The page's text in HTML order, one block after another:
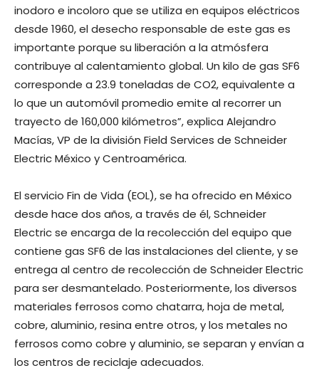
inodoro e incoloro que se utiliza en equipos eléctricos
desde 1960, el desecho responsable de este gas es
importante porque su liberación a la atmósfera
contribuye al calentamiento global. Un kilo de gas SF6
corresponde a 23.9 toneladas de CO2, equivalente a
lo que un automóvil promedio emite al recorrer un
trayecto de 160,000 kilómetros”, explica Alejandro
Macías, VP de la división Field Services de Schneider
Electric México y Centroamérica.
El servicio Fin de Vida (EOL), se ha ofrecido en México
desde hace dos años, a través de él, Schneider
Electric se encarga de la recolección del equipo que
contiene gas SF6 de las instalaciones del cliente, y se
entrega al centro de recolección de Schneider Electric
para ser desmantelado. Posteriormente, los diversos
materiales ferrosos como chatarra, hoja de metal,
cobre, aluminio, resina entre otros, y los metales no
ferrosos como cobre y aluminio, se separan y envían a
los centros de reciclaje adecuados.